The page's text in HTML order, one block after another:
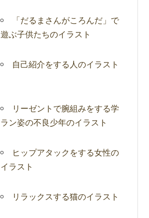
「だるまさんがころんだ」で
遊ぶ子供たちのイラスト
自己紹介をする人のイラスト
リーゼントで腕組みをする学
ラン姿の不良少年のイラスト
ヒップアタックをする女性の
イラスト
リラックスする猫のイラスト